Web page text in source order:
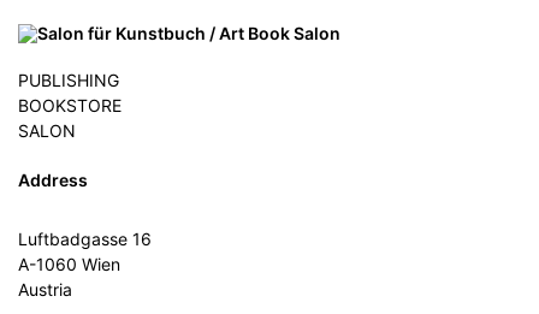
PUBLISHING
BOOKSTORE
SALON
Address
Luftbadgasse 16
A-1060 Wien
Austria